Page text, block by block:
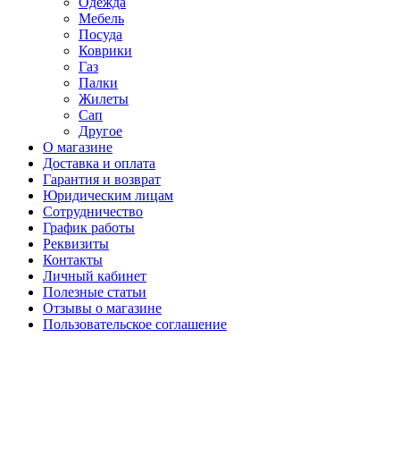
Мебель
Посуда
Коврики
Газ
Палки
Жилеты
Сап
Другое
О магазине
Доставка и оплата
Гарантия и возврат
Юридическим лицам
Сотрудничество
График работы
Реквизиты
Контакты
Личный кабинет
Полезные статьи
Отзывы о магазине
Пользовательское соглашение